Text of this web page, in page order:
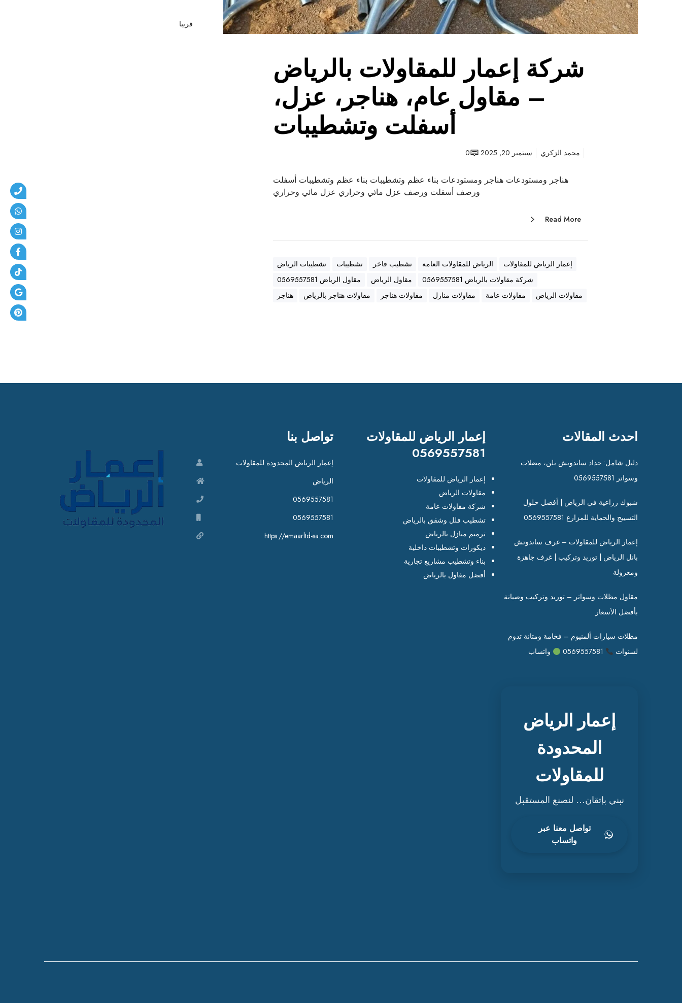
م
ق
ا
شركة إعمار للمقاولات بالرياض
– مقاول عام، هناجر، عزل،
أسفلت وتشطيبات
محمد الزكري سبتمبر 20, 2025 0
هناجر ومستودعات هناجر ومستودعات بناء عظم وتشطيبات بناء عظم وتشطيبات أسفلت
ورصف أسفلت ورصف عزل مائي وحراري عزل مائي وحراري
Read More
إعمار الرياض للمقاولات الرياض للمقاولات العامة تشطيب فاخر تشطيبات
تشطيبات الرياض
شركة مقاولات بالرياض 0569557581
مقاول الرياض
مقاول الرياض 0569557581
مقاولات الرياض
مقاولات عامة مقاولات منازل مقاولات هناجر مقاولات هناجر بالرياض هناجر
قريبا
احدث المقالات
دليل شامل: حداد ساندويش بلن، مضلات
وسواتر 0569557581
شبوك زراعية في الرياض | أفضل حلول
التسييج والحماية للمزارع 0569557581
إعمار الرياض للمقاولات – غرف ساندوتش
بانل الرياض | توريد وتركيب | غرف جاهزة
ومعزولة
مقاول مظلات وسواتر – توريد وتركيب وصيانة
بأفضل الأسعار
مظلات سيارات ألمنيوم – فخامة ومتانة تدوم
لسنوات
واتساب
إعمار الرياض
المحدودة
للمقاولات
نبني بإتقان… لنصنع المستقبل
تواصل معنا عبر
واتساب
إعمار الرياض للمقاولات
0569557581
إعمار الرياض للمقاولات
مقاولات الرياض
شركة مقاولات عامة
تشطيب فلل وشقق بالرياض
ترميم منازل بالرياض
ديكورات وتشطيبات داخلية
بناء وتشطيب مشاريع تجارية
أفضل مقاول بالرياض
تواصل بنا
إعمار الرياض المحدودة للمقاولات
الرياض
0569557581
0569557581
https://emaarltd-sa.com